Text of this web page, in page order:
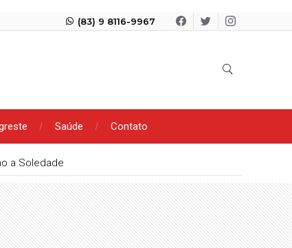
(83) 9 8116-9967
Saúde Contato
a Soledade